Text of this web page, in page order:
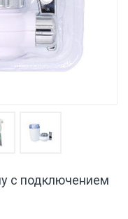
с подключением